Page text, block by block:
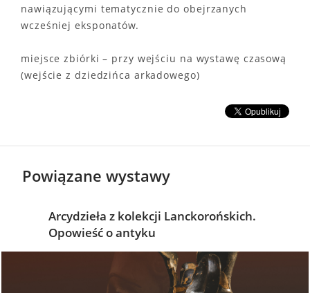
nawiązującymi tematycznie do obejrzanych
wcześniej eksponatów.
miejsce zbiórki – przy wejściu na wystawę czasową
(wejście z dziedzińca arkadowego)
Powiązane wystawy
Arcydzieła z kolekcji Lanckorońskich.
Opowieść o antyku